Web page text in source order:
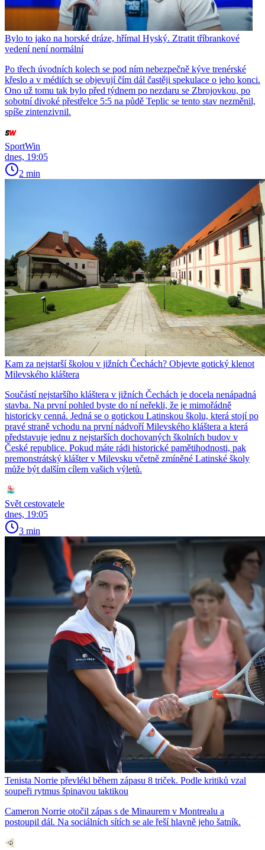
Bylo to jako na horské dráze, hřímal Hyský. Ztratit tříbrankové
vedení není normální
Po třech úvodních kolech se pod ním nebezpečně kýve trenérské
křeslo a v médiích se objevují čím dál častěji spekulace o jeho konci.
Ono už tomu tak bylo před týdnem po nezdaru se Zbrojovkou, po
sobotní divoké přestřelce 5:5 na půdě Teplic se tento stav nezměnil,
spíše zintenzivnil.
SportWin
dnes, 19:05
2 min
Kam za nejstarší školou v jižních Čechách? Objevte gotický klenot
Milevského kláštera
Součástí nejstaršího kláštera v jižních Čechách je docela nenápadná
stavba. Na první pohled byste do ní neřekli, že je mimořádně
historicky cenná. Jedná se o gotickou Latinskou školu, která stojí po
pravé straně vchodu na první nádvoří Milevského kláštera a která
představuje jednu z nejstarších dochovaných školních budov v
České republice. Pokud máte rádi historické pamětihodnosti, pak
premonstrátský klášter v Milevsku včetně zmíněné Latinské školy
může být dalším cílem vašich výletů.
Svět cestovatele
dnes, 19:05
3 min
Tenista Norrie převlékl během zápasu 8 triček. Podle kritiků vzal
soupeři rytmus špinavou taktikou
Cameron Norrie otočil zápas s de Minaurem v Montrealu a
postoupil dál. Na sociálních sítích se ale řeší hlavně jeho šatník.